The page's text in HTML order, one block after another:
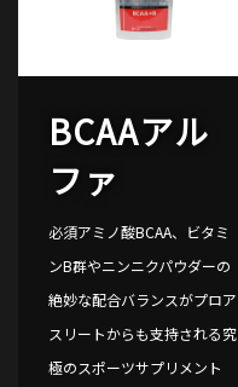
BCAAアル
ファ
必須アミノ酸BCAA、ビタミ
ンB群やニンニクパウダーの
絶妙な配合バランスがプロア
スリートからも支持される究
極のスポーツサプリメント